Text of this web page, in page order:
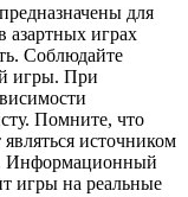
для
азартных играх
Соблюдайте
игры. При
Помните, что
источником
Информационный
игры на реальные